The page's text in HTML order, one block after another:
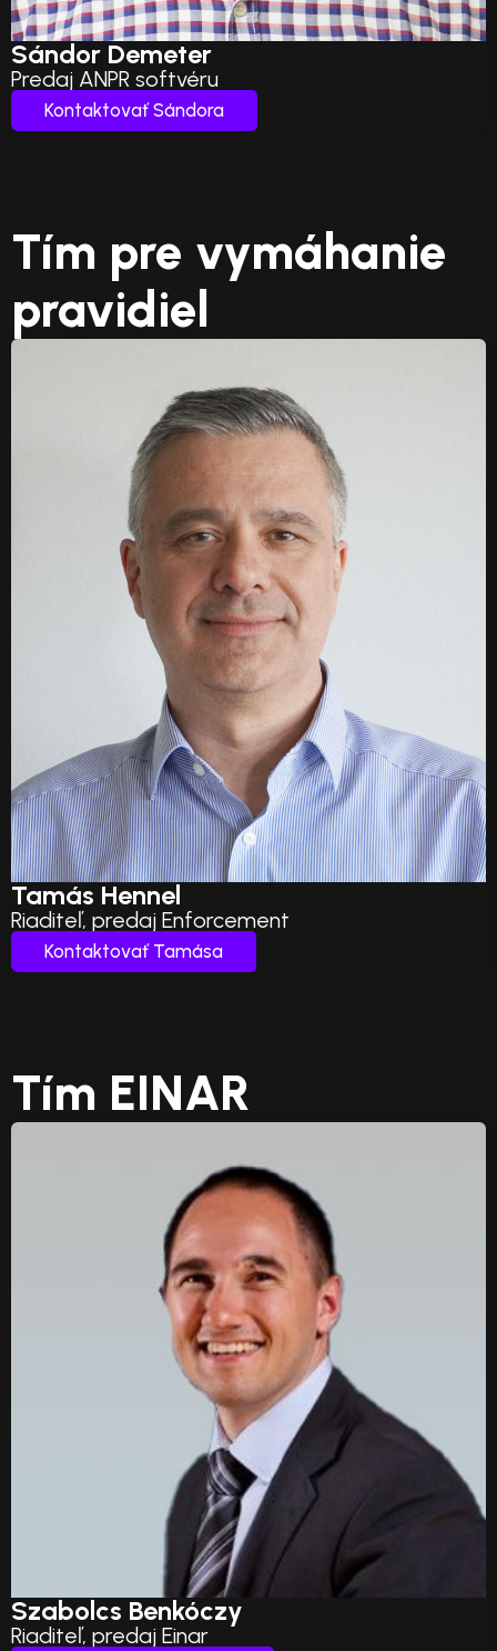
Sándor Demeter
Predaj ANPR softvéru
Kontaktovať Sándora
Tím pre vymáhanie
pravidiel
Tamás Hennel
Riaditeľ, predaj Enforcement
Kontaktovať Tamása
Tím EINAR
Szabolcs Benkóczy
Riaditeľ, predaj Einar